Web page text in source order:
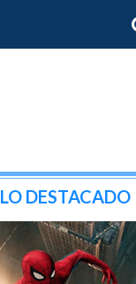
LO DESTACADO